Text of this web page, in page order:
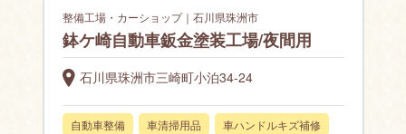
整備工場・カーショップ｜石川県珠洲市
鉢ケ崎自動車鈑金塗装工場/夜間用
石川県珠洲市三崎町小泊34-24
自動車整備 車清掃用品
車ハンドルキズ補修